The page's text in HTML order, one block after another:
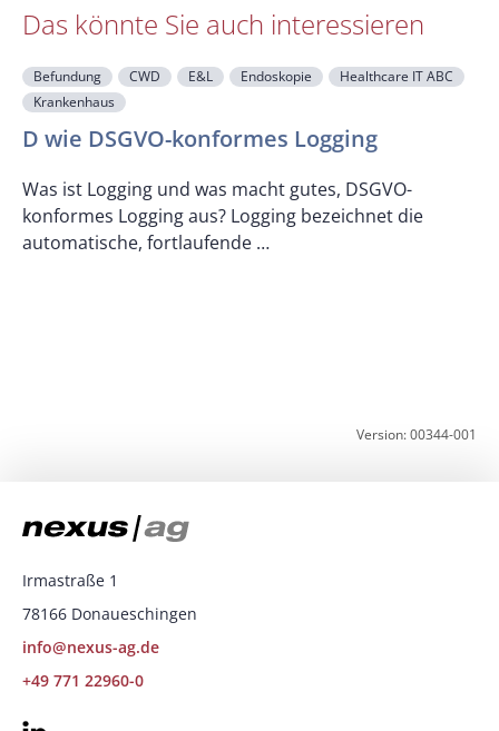
Das könnte Sie auch interessieren
Befundung CWD E&L Endoskopie
Healthcare IT ABC
Krankenhaus
D wie DSGVO-konformes Logging
Was ist Logging und was macht gutes, DSGVO-
konformes Logging aus? Logging bezeichnet die
automatische, fortlaufende …
Version: 00344-001
Irmastraße 1
78166 Donaueschingen
info@nexus-ag.de
+49 771 22960-0